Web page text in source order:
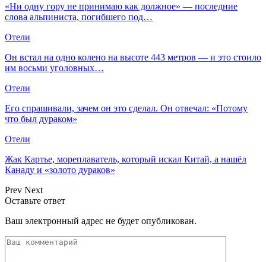
«Ни одну гору не принимаю как должное» — последние
слова альпиниста, погибшего под…
Отели
Он встал на одно колено на высоте 443 метров — и это стоило
им восьми уголовных…
Отели
Его спрашивали, зачем он это сделал. Он отвечал: «Потому
что был дураком»
Отели
Жак Картье, мореплаватель, который искал Китай, а нашёл
Канаду и «золото дураков»
Prev Next
Оставьте ответ
Ваш электронный адрес не будет опубликован.